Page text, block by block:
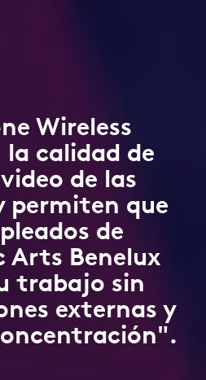
Wireless
la calidad de
de las
permiten que
de
Arts Benelux
trabajo sin
externas y